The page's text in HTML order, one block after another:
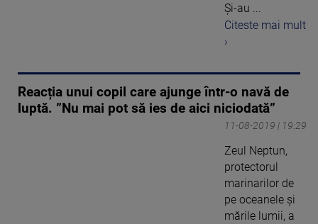
Și-au ...
Citeste mai mult
›
Reacția unui copil care ajunge într-o navă de
luptă. ”Nu mai pot să ies de aici niciodată”
11-08-2019 | 19:29
Zeul Neptun,
protectorul
marinarilor de
pe oceanele și
mările lumii, a